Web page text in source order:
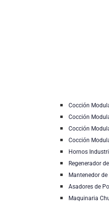
Cocción
Cocción
Cocción
Cocción
Hornos
Regenerador
Mantenedor
Asadores de
Maquinaria